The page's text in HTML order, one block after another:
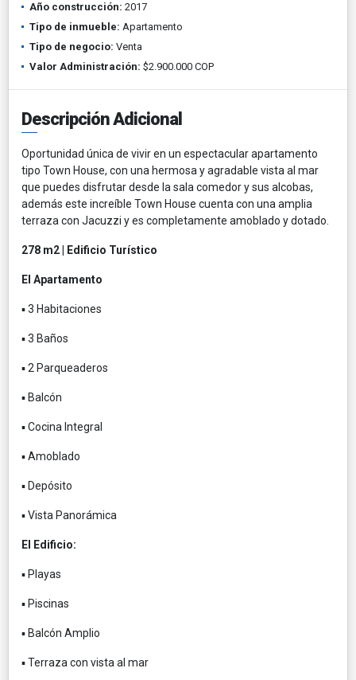
Año construcción: 2017
Tipo de inmueble: Apartamento
Tipo de negocio: Venta
Valor Administración: $2.900.000 COP
Descripción Adicional
Oportunidad única de vivir en un espectacular apartamento
tipo Town House, con una hermosa y agradable vista al mar
que puedes disfrutar desde la sala comedor y sus alcobas,
además este increíble Town House cuenta con una amplia
terraza con Jacuzzi y es completamente amoblado y dotado.
278 m2 | Edificio Turístico
El Apartamento
▪️ 3 Habitaciones
▪️ 3 Baños
▪️ 2 Parqueaderos
▪️ Balcón
▪️ Cocina Integral
▪️ Amoblado
▪️ Depósito
▪️ Vista Panorámica
El Edificio:
▪️ Playas
▪️ Piscinas
▪️ Balcón Amplio
▪️ Terraza con vista al mar